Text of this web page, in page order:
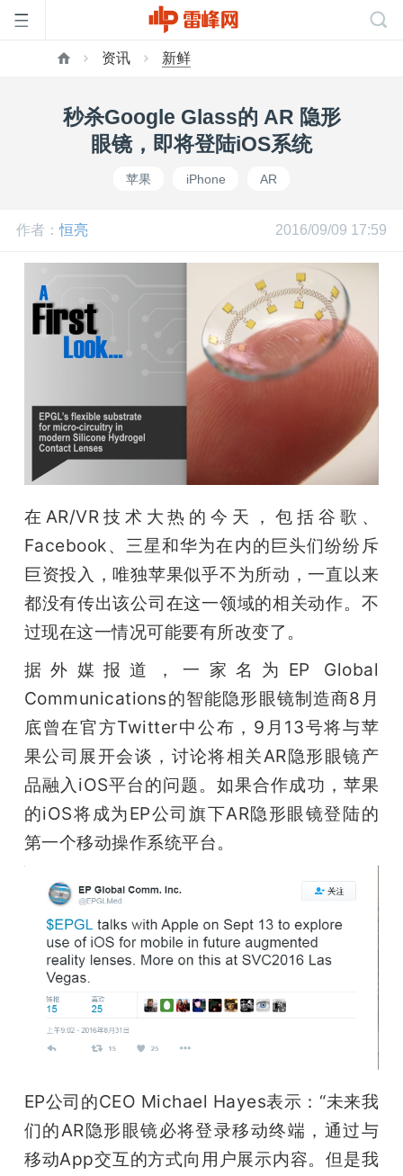
开
课
活
动
中
心
GAIR
专
题
爱
搞
机
资讯 新鲜
秒杀Google Glass的 AR 隐形
眼镜，即将登陆iOS系统
苹果 iPhone AR
作者：恒亮 2016/09/09 17:59
在AR/VR技术大热的今天，包括谷歌、
Facebook、三星和华为在内的巨头们纷纷斥
巨资投入，唯独苹果似乎不为所动，一直以来
都没有传出该公司在这一领域的相关动作。不
过现在这一情况可能要有所改变了。
据外媒报道，一家名为EP Global
Communications的智能隐形眼镜制造商8月
底曾在官方Twitter中公布，9月13号将与苹
果公司展开会谈，讨论将相关AR隐形眼镜产
品融入iOS平台的问题。如果合作成功，苹果
的iOS将成为EP公司旗下AR隐形眼镜登陆的
第一个移动操作系统平台。
EP公司的CEO Michael Hayes表示：“未来我
们的AR隐形眼镜必将登录移动终端，通过与
移动App交互的方式向用户展示内容。但是我